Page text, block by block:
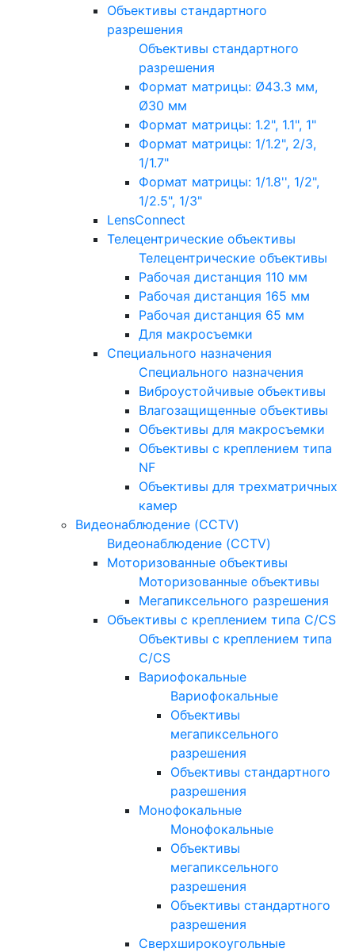
Объективы стандартного
разрешения
Объективы стандартного
разрешения
Формат матрицы: Ø43.3 мм,
Ø30 мм
Формат матрицы: 1.2", 1.1", 1"
Формат матрицы: 1/1.2", 2/3,
1/1.7"
Формат матрицы: 1/1.8'', 1/2",
1/2.5", 1/3"
LensConnect
Телецентрические объективы
Телецентрические объективы
Рабочая дистанция 110 мм
Рабочая дистанция 165 мм
Рабочая дистанция 65 мм
Для макросъемки
Специального назначения
Специального назначения
Виброустойчивые объективы
Влагозащищенные объективы
Объективы для макросъемки
Объективы с креплением типа
NF
Объективы для трехматричных
камер
Видеонаблюдение (CCTV)
Видеонаблюдение (CCTV)
Моторизованные объективы
Моторизованные объективы
Мегапиксельного разрешения
Объективы с креплением типа C/CS
Объективы с креплением типа
C/CS
Вариофокальные
Вариофокальные
Объективы
мегапиксельного
разрешения
Объективы стандартного
разрешения
Монофокальные
Монофокальные
Объективы
мегапиксельного
разрешения
Объективы стандартного
разрешения
Сверхширокоугольные